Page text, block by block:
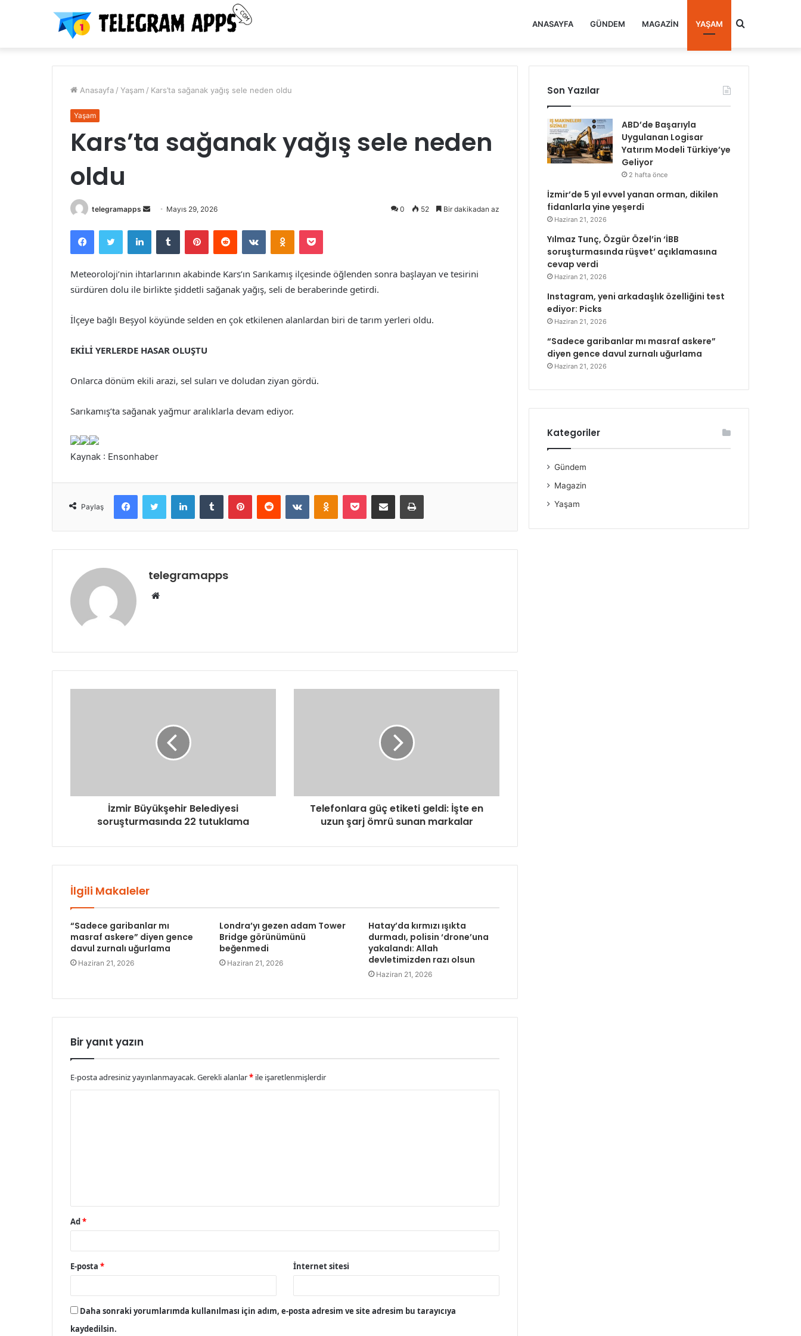
ANASAYFA GÜNDEM MAGAZIN YAŞAM Arama
Anasayfa / Yaşam / Kars’ta sağanak yağış sele neden oldu
Yaşam
Kars’ta sağanak yağış sele neden
oldu
telegramapps
Bir
posta
göndermek
Mayıs 29, 2026 0 52 Bir dakikadan az
FacebookTwitter LinkedInTumblr PinterestReddit VKontakteOdnoklassniki
Pocket
Meteoroloji’nin ihtarlarının akabinde Kars’ın Sarıkamış ilçesinde öğlenden sonra başlayan ve tesirini
sürdüren dolu ile birlikte şiddetli sağanak yağış, seli de beraberinde getirdi.
İlçeye bağlı Beşyol köyünde selden en çok etkilenen alanlardan biri de tarım yerleri oldu.
EKİLİ YERLERDE HASAR OLUŞTU
Onlarca dönüm ekili arazi, sel suları ve doludan ziyan gördü.
Sarıkamış’ta sağanak yağmur aralıklarla devam ediyor.
Kaynak : Ensonhaber
Paylaş
FacebookTwitter LinkedInTumblr PinterestReddit VKontakteOdnoklassniki
Pocket E-Posta ile paylaş Yazdır
telegramapps
Web
İzmir Büyükşehir Belediyesi
soruşturmasında 22 tutuklama
Telefonlara güç etiketi geldi: İşte en
uzun şarj ömrü sunan markalar
İlgili Makaleler
“Sadece garibanlar mı
masraf askere” diyen gence
davul zurnalı uğurlama
Haziran 21, 2026
Londra’yı gezen adam Tower
Bridge görünümünü
beğenmedi
Haziran 21, 2026
Hatay’da kırmızı ışıkta
durmadı, polisin ‘drone’una
yakalandı: Allah
devletimizden razı olsun
Haziran 21, 2026
Bir yanıt yazın
E-posta adresiniz yayınlanmayacak.Gerekli alanlar* ile işaretlenmişlerdir
Ad*
E-posta * İnternet sitesi
Daha sonraki yorumlarımda kullanılması için adım, e-posta adresim ve site adresim bu tarayıcıya
kaydedilsin.
Son Yazılar
ABD’de Başarıyla
Uygulanan Logisar
Yatırım Modeli Türkiye’ye
Geliyor
2 hafta önce
İzmir’de 5 yıl evvel yanan orman, dikilen
fidanlarla yine yeşerdi
Haziran 21, 2026
Yılmaz Tunç, Özgür Özel’in ‘İBB
soruşturmasında rüşvet’ açıklamasına
cevap verdi
Haziran 21, 2026
Instagram, yeni arkadaşlık özelliğini test
ediyor: Picks
Haziran 21, 2026
“Sadece garibanlar mı masraf askere”
diyen gence davul zurnalı uğurlama
Haziran 21, 2026
Kategoriler
Gündem
Magazin
Yaşam